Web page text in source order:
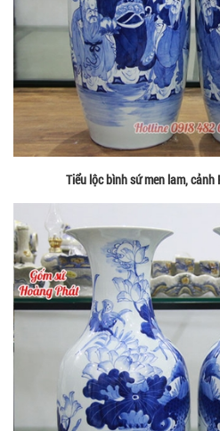
Tiểu lộc bình sứ men lam,